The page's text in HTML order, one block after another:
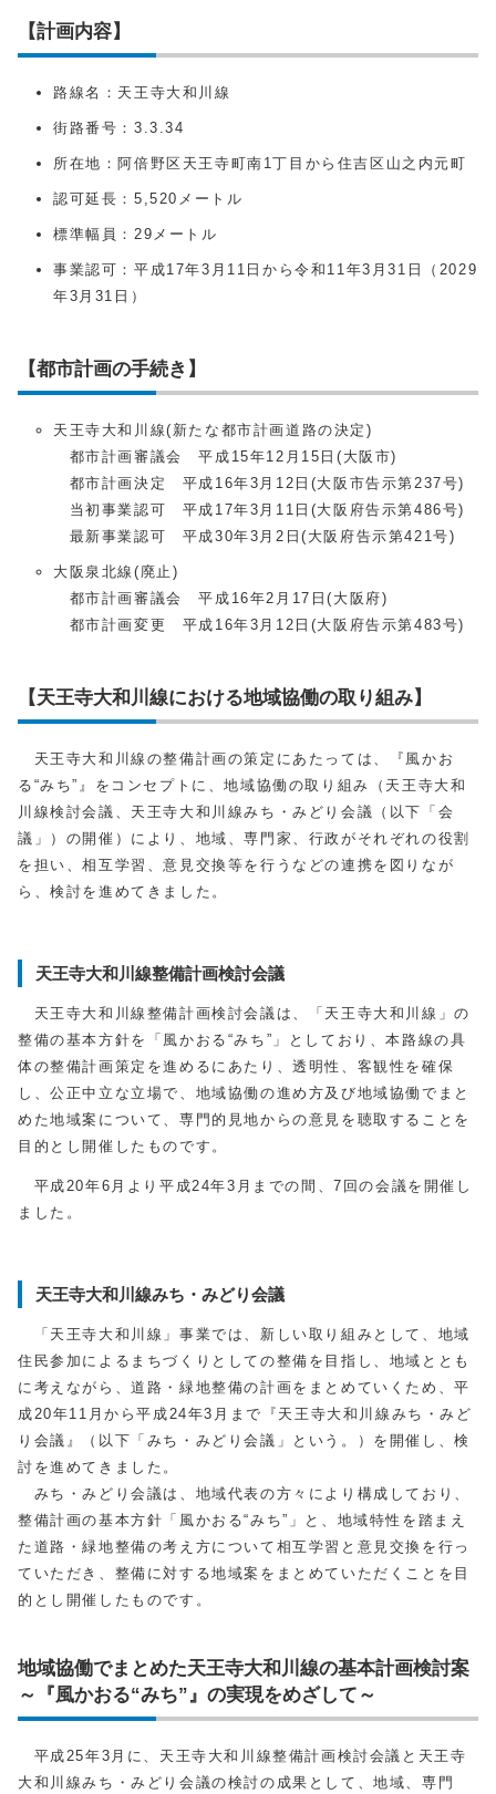
【計画内容】
路線名：天王寺大和川線
街路番号：3.3.34
所在地：阿倍野区天王寺町南1丁目から住吉区山之内元町
認可延長：5,520メートル
標準幅員：29メートル
事業認可：平成17年3月11日から令和11年3月31日（2029
年3月31日）
【都市計画の手続き】
天王寺大和川線(新たな都市計画道路の決定)
都市計画審議会 平成15年12月15日(大阪市)
都市計画決定 平成16年3月12日(大阪市告示第237号)
当初事業認可 平成17年3月11日(大阪府告示第486号)
最新事業認可 平成30年3月2日(大阪府告示第421号)
大阪泉北線(廃止)
都市計画審議会 平成16年2月17日(大阪府)
都市計画変更 平成16年3月12日(大阪府告示第483号)
【天王寺大和川線における地域協働の取り組み】
天王寺大和川線の整備計画の策定にあたっては、『風かお
る“みち”』をコンセプトに、地域協働の取り組み（天王寺大和
川線検討会議、天王寺大和川線みち・みどり会議（以下「会
議」）の開催）により、地域、専門家、行政がそれぞれの役割
を担い、相互学習、意見交換等を行うなどの連携を図りなが
ら、検討を進めてきました。
天王寺大和川線整備計画検討会議
天王寺大和川線整備計画検討会議は、「天王寺大和川線」の
整備の基本方針を「風かおる“みち”」としており、本路線の具
体の整備計画策定を進めるにあたり、透明性、客観性を確保
し、公正中立な立場で、地域協働の進め方及び地域協働でまと
めた地域案について、専門的見地からの意見を聴取することを
目的とし開催したものです。
平成20年6月より平成24年3月までの間、7回の会議を開催し
ました。
天王寺大和川線みち・みどり会議
「天王寺大和川線」事業では、新しい取り組みとして、地域
住民参加によるまちづくりとしての整備を目指し、地域ととも
に考えながら、道路・緑地整備の計画をまとめていくため、平
成20年11月から平成24年3月まで『天王寺大和川線みち・みど
り会議』（以下「みち・みどり会議」という。）を開催し、検
討を進めてきました。
みち・みどり会議は、地域代表の方々により構成しており、
整備計画の基本方針「風かおる“みち”」と、地域特性を踏まえ
た道路・緑地整備の考え方について相互学習と意見交換を行っ
ていただき、整備に対する地域案をまとめていただくことを目
的とし開催したものです。
地域協働でまとめた天王寺大和川線の基本計画検討案
～『風かおる“みち”』の実現をめざして～
平成25年3月に、天王寺大和川線整備計画検討会議と天王寺
大和川線みち・みどり会議の検討の成果として、地域、専門